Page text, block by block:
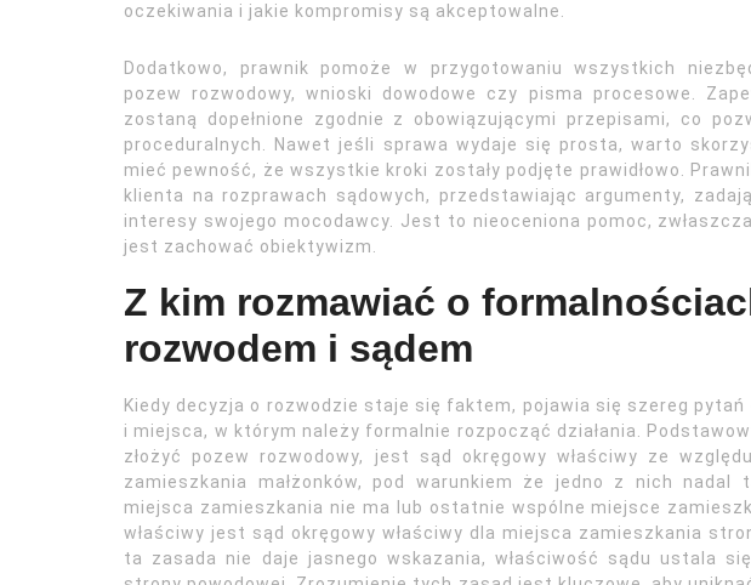
oczekiwania i jakie kompromisy są akceptowalne.
Dodatkowo, prawnik pomoże w przygotowaniu wszystkich
pozew rozwodowy, wnioski dowodowe czy pisma procesowe.
zostaną dopełnione zgodnie z obowiązującymi przepisami, co
proceduralnych. Nawet jeśli sprawa wydaje się prosta, warto
mieć pewność, że wszystkie kroki zostały podjęte prawidłowo.
klienta na rozprawach sądowych, przedstawiając argumenty,
interesy swojego mocodawcy. Jest to nieoceniona pomoc,
jest zachować obiektywizm.
Z kim rozmawiać o
rozwodem i sądem
Kiedy decyzja o rozwodzie staje się faktem, pojawia się szereg
i miejsca, w którym należy formalnie rozpocząć działania.
złożyć pozew rozwodowy, jest sąd okręgowy właściwy ze
zamieszkania małżonków, pod warunkiem że jedno z nich nadal
miejsca zamieszkania nie ma lub ostatnie wspólne miejsce
właściwy jest sąd okręgowy właściwy dla miejsca zamieszkania
ta zasada nie daje jasnego wskazania, właściwość sądu ustala